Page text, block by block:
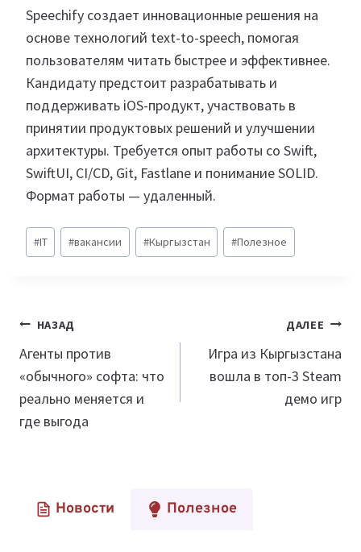
Speechify создает инновационные решения на
основе технологий text-to-speech, помогая
пользователям читать быстрее и эффективнее.
Кандидату предстоит разрабатывать и
поддерживать iOS-продукт, участвовать в
принятии продуктовых решений и улучшении
архитектуры. Требуется опыт работы со Swift,
SwiftUI, CI/CD, Git, Fastlane и понимание SOLID.
Формат работы — удаленный.
Метки
записи:
#IT #вакансии #Кыргызстан #Полезное
Навигация
по
записям
НАЗАД
Агенты против
«обычного» софта: что
реально меняется и
где выгода
ДАЛЕЕ
Игра из Кыргызстана
вошла в топ-3 Steam
демо игр
Новости Полезное